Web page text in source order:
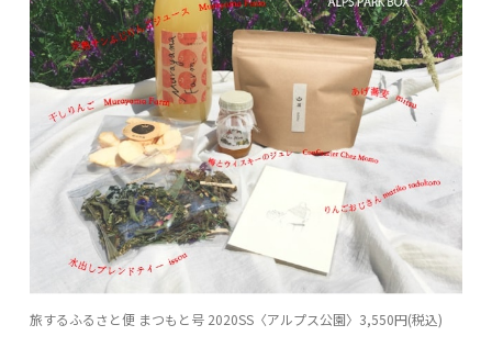
旅するふるさと便 まつもと号 2020SS〈アルプス公園〉3,550円(税込)